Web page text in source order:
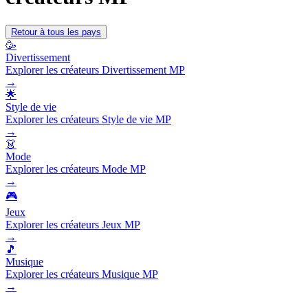
Retour à tous les pays
🥳
Divertissement
Explorer les créateurs Divertissement MP
→
🌟
Style de vie
Explorer les créateurs Style de vie MP
→
👗
Mode
Explorer les créateurs Mode MP
→
🎮
Jeux
Explorer les créateurs Jeux MP
→
🎵
Musique
Explorer les créateurs Musique MP
→